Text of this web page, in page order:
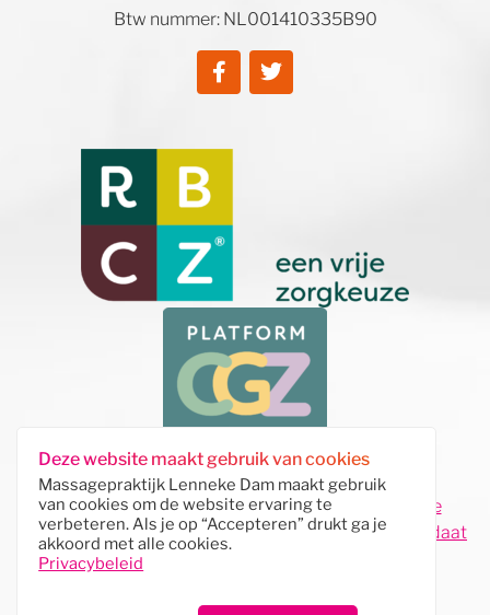
Btw nummer: NL001410335B90
sitemap|contact|privacy en cookies
algemene
voorwaarden|klachtenregeling| website door
Kordaat
Deze website maakt gebruik van cookies
Massagepraktijk Lenneke Dam maakt gebruik
van cookies om de website ervaring te
verbeteren. Als je op “Accepteren” drukt ga je
akkoord met alle cookies.
Privacybeleid